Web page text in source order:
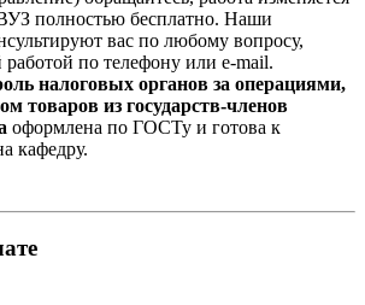
полностью бесплатно. Наши
вас по любому вопросу,
по телефону или e-mail.
налоговых органов за операциями,
товаров из государств-членов
оформлена по ГОСТу и готова к
кафедру.